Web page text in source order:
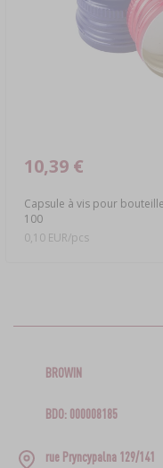
Capsule à vis pour
100
10,39 €
0,10 EUR/pcs
BROWIN
BDO: 000008185
rue Pryncypalna 129/141